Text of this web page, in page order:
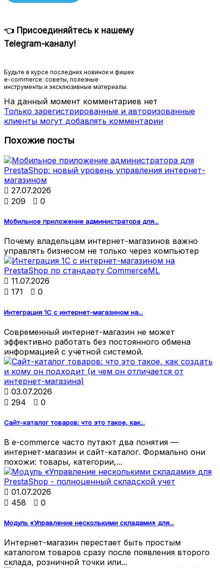
👈 Присоединяйтесь к нашему
Telegram-каналу!
Будьте в курсе последних новинок и фишек
e-commerce: советы, полезные
инструменты и эксклюзивные материалы.
На данный момент комментариев нет
Только зарегистрированные и авторизованные
клиенты могут добавлять комментарии
Похожие посты
 27.07.2026
 209  0
Мобильное приложение администратора для...
Почему владельцам интернет-магазинов важно
управлять бизнесом не только через компьютер
 11.07.2026
 171  0
Интеграция 1С с интернет-магазином на...
Современный интернет-магазин не может
эффективно работать без постоянного обмена
информацией с учётной системой.
 03.07.2026
 294  0
Сайт-каталог товаров: что это такое, как...
В e-commerce часто путают два понятия —
интернет-магазин и сайт-каталог. Формально они
похожи: товары, категории,...
 01.07.2026
 458  0
Модуль «Управление несколькими складами» для...
Интернет-магазин перестает быть простым
каталогом товаров сразу после появления второго
склада, розничной точки или...